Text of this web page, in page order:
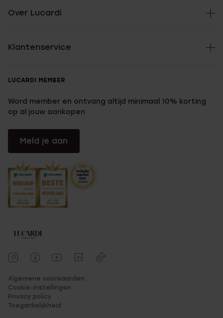
Over Lucardi
Klantenservice
LUCARDI MEMBER
Word member en ontvang altijd minimaal 10% korting
op al jouw aankopen
Meld je aan
Algemene voorwaarden
Cookie-instellingen
Privacy policy
Toegankelijkheid